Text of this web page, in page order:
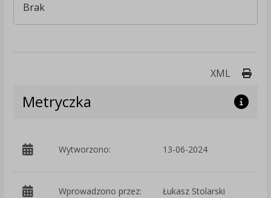
Brak
XML
Metryczka
Wytworzono: 13-06-2024
Wprowadzono przez: Łukasz Stolarski